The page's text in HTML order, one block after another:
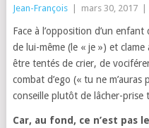
Jean-François mars 30, 2017
Face à l’opposition d’un
de lui-même (le « je ») et
être tentés de crier, de
combat d’ego (« tu ne
conseille plutôt de lâcher-prise
Car, au fond, ce n’est pas